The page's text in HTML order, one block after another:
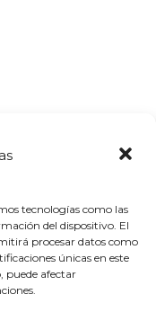
tecnologías como las
del dispositivo. El
procesar datos como
únicas en este
puede afectar